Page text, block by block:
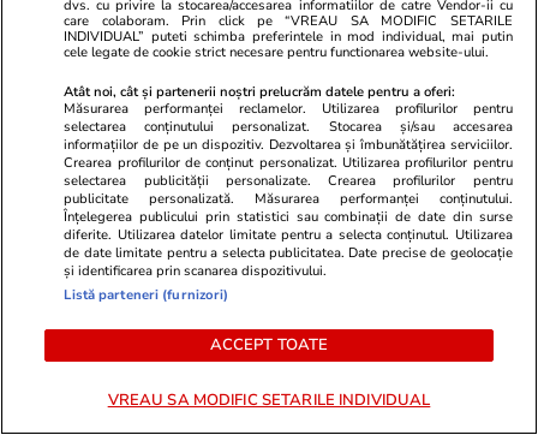
Ce este batch cooking și cum îți
poate simplifica mesele
săptămânale
Lifestyle 20 iul.
Ce este agar-agar și cum se
dvs. cu privire la stocarea/accesarea informatiilor de catre Vendor-ii cu
care colaboram. Prin click pe “VREAU SA MODIFIC SETARILE
INDIVIDUAL” puteti schimba preferintele in mod individual, mai putin
cele legate de cookie strict necesare pentru functionarea website-ului.
Atât noi, cât și partenerii noștri prelucrăm datele pentru a oferi:
Măsurarea performanței reclamelor. Utilizarea profilurilor pentru
selectarea conținutului personalizat. Stocarea și/sau accesarea
informațiilor de pe un dispozitiv. Dezvoltarea și îmbunătățirea serviciilor.
Crearea profilurilor de conținut personalizat. Utilizarea profilurilor pentru
selectarea publicității personalizate. Crearea profilurilor pentru
publicitate personalizată. Măsurarea performanței conținutului.
Înțelegerea publicului prin statistici sau combinații de date din surse
diferite. Utilizarea datelor limitate pentru a selecta conținutul. Utilizarea
de date limitate pentru a selecta publicitatea. Date precise de geolocație
și identificarea prin scanarea dispozitivului.
Listă parteneri (furnizori)
ACCEPT TOATE
VREAU SA MODIFIC SETARILE INDIVIDUAL